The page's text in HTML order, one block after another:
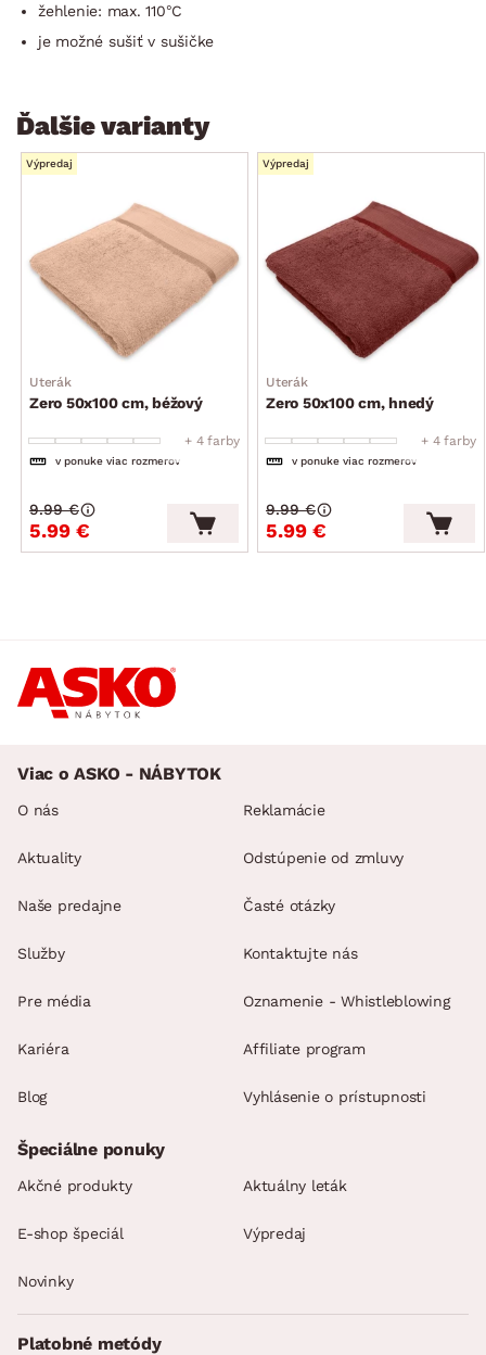
žehlenie: max. 110°C
je možné sušiť v sušičke
Ďalšie varianty
Výpredaj
Uterák
Zero 50x100 cm, béžový
+ 4 farby
v ponuke viac rozmerov
5.99 €
9.99 €
Výpredaj
Uterák
Zero 50x100 cm, hnedý
+ 4 farby
v ponuke viac rozmerov
5.99 €
9.99 €
Viac o ASKO - NÁBYTOK
O nás
Aktuality
Naše predajne
Služby
Pre média
Kariéra
Blog
Reklamácie
Odstúpenie od zmluvy
Časté otázky
Kontaktujte nás
Oznamenie - Whistleblowing
Affiliate program
Vyhlásenie o prístupnosti
Špeciálne ponuky
Akčné produkty Aktuálny leták
E-shop špeciál Výpredaj
Novinky
Platobné metódy